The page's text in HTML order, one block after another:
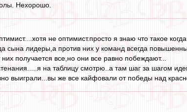
Нехорошо.
не оптимист.просто я знаю что такое
сына лидеры,а против них у команд всегда
получается все,но они все равно побеждают...
на таблицу смотрю..а там шаг за шагом
выиграли...вы же все кайфовали от победы над